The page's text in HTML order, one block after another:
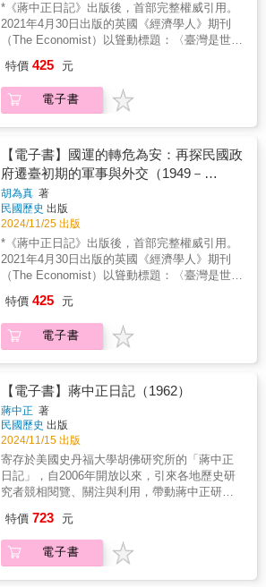
延伸調查、批判性分析，定可開啟國共內戰史
事研究的一扇小窗，更能看清樣貌複雜多變的
歷史圖景。
共內戰史事、乃至於更廣泛的近代中國政治與
軍事史事，還有待研究者繼續耕耘，用更充足
的通案、個案研究來作細緻處理。本書能夠提
供的，是在各種通案、個案的研究過程中，作
現象的解讀參照，仍需要研究者另外進行延伸
調查，以及批判性的分析，方能得到較適切的
理解。即以本書反覆提到的「面」控制力為
之牽動；其間的軍事史、政治史、社會史議
題，自然不是單憑本書就能夠滿足讀者了。
但無論如何，本書事例豐富，涉及角度廣泛，
毫無疑問是歷史研究者的重要參考史料。只要
讀者仔細玩味書中的論點，並參酌其他資料作
延伸調查、批判性分析，定可開啟國共內戰史
事研究的一扇小窗，更能看清樣貌複雜多變的
歷史圖景。
*《蔣中正日記》出版後，首部完整權威引用。
2021年4月30日出版的英國《經濟學人》期刊
（The Economist）以聳動標題：〈臺灣是世界
place on Earth）作為封面，意味著當前的臺海
情勢暗潮洶湧。然而，1949年至1950年中華民
國政府剛退到臺灣，百廢待舉、內外交困，而
府遷臺後的危機與轉機 ＊深入探討大陳江浙
反共救國軍與一江山戰役 1949年底政府從四
川遷臺，在1950年前半，南澳島、東山島、海
南島失守，嵊泗列島、舟山群島自動撤退，廣
東海面萬山群島戰役開打。相對於平靜多年的
現在，當時在韓戰爆發之前，美國、蘇聯、中
共三方的政策演化與彼此互動關係，都讓中華
民國政府能否守住臺灣，劃了一個大大的問
號。 韓戰爆發以後，軍事與外交局勢轉變，
國軍在沿海島嶼不但固守，也有數次突擊行
的大遷徙，到1955年《中美共同防禦條約》生
效，短短五、六年的關鍵年代中，中華民國政
府能夠在臺灣、澎湖、金門、馬祖站穩，並且
國際情勢的發展來看，軍事和外交的因素都扮
演了最重要的角色。回顧1950年代前期的世
局，是美國和蘇聯所分別領導的民主和共產國
家間的冷戰和熱戰交互進行的時代，也是兩岸
不斷兵戎相見的時代。其中對中華民國生存發
展影響最大的，首推中共的作為和美國的對華
政策。中共毛澤東政權在那關鍵年代，對內推
期待的人民失望、甚至轉而反對，而它在國外
向蘇聯史達林政府亦步亦趨地學習、徹底進行
對蘇聯「一邊倒」的政策，則冷卻了美國與之
建立關係的期望。 美國原來在中國內戰中已
特價 425 元
電子書
【電子書】國運的轉危為安：再探民國政
府遷臺初期的軍事與外交（1949－
1955）【再版】
胡為真 著
民國歷史 出版
2024/11/25 出版
*《蔣中正日記》出版後，首部完整權威引用。
2021年4月30日出版的英國《經濟學人》期刊
（The Economist）以聳動標題：〈臺灣是世界
place on Earth）作為封面，意味著當前的臺海
情勢暗潮洶湧。然而，1949年至1950年中華民
國政府剛退到臺灣，百廢待舉、內外交困，而
府遷臺後的危機與轉機 ＊深入探討大陳江浙
反共救國軍與一江山戰役 1949年底政府從四
川遷臺，在1950年前半，南澳島、東山島、海
南島失守，嵊泗列島、舟山群島自動撤退，廣
東海面萬山群島戰役開打。相對於平靜多年的
現在，當時在韓戰爆發之前，美國、蘇聯、中
共三方的政策演化與彼此互動關係，都讓中華
民國政府能否守住臺灣，劃了一個大大的問
號。 韓戰爆發以後，軍事與外交局勢轉變，
動，踏出反攻大陸的第一步。 從1949年後半
的大遷徙，到1955年《中美共同防禦條約》生
效，短短五、六年的關鍵年代中，中華民國政
特價 425 元
電子書
【電子書】蔣中正日記（1962）
蔣中正 著
民國歷史 出版
2024/11/15 出版
寄存於美國史丹福大學胡佛研究所的「蔣中正
日記」，自2006年開放以來，引來各地歷史研
究者競相閱覽、關注與利用，帶動蔣中正研究
館，民國歷史文化學社取得國史館獨家授權，
2023年10月31日率先出版1948年至1954年蔣中
正第一任總統任期間日記，共七冊；2024年4月
特價 723 元
電子書